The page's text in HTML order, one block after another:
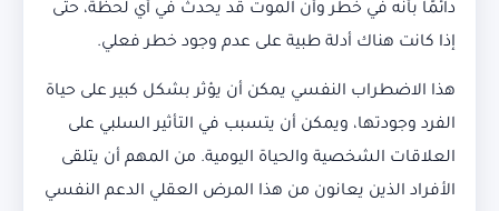
دائمًا بأنه في خطر وأن الموت قد يحدث في أي لحظة، حتى
إذا كانت هناك أدلة طبية على عدم وجود خطر فعلي.
هذا الاضطراب النفسي يمكن أن يؤثر بشكل كبير على حياة
الفرد وجودتها، ويمكن أن يتسبب في التأثير السلبي على
العلاقات الشخصية والحياة اليومية. من المهم أن يتلقى
الأفراد الذين يعانون من هذا المرض العقلي الدعم النفسي